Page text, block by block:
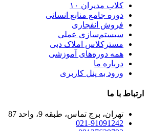
کلاب مدیران ۱۰
دوره جامع منابع انسانی
فروش انفجاری
سیستم‌سازی عملی
مسترکلاس املاک دبی
همه دوره‌های آموزشی
درباره ما
ورود به پنل کاربری
ارتباط با ما
تهران، برج تماس، طبقه 9، واحد 87
021-91091242